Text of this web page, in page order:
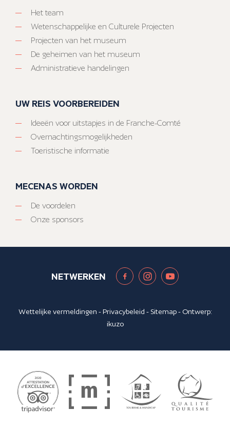
Het team
Wetenschappelijke en Culturele Projecten
Projecten van het museum
De geheimen van het museum
Administratieve handelingen
UW REIS VOORBEREIDEN
Ideeën voor uitstapjes in de Franche-Comté
Overnachtingsmogelijkheden
Toeristische informatie
MECENAS WORDEN
De voordelen
Onze sponsors
NETWERKEN
Wettelijke vermeldingen -Privacybeleid - Sitemap- Ontwerp:
ikuzo